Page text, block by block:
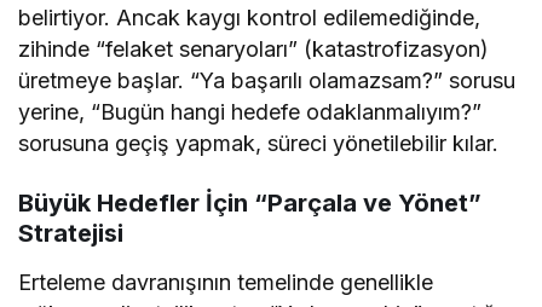
belirtiyor. Ancak kaygı kontrol edilemediğinde,
zihinde “felaket senaryoları” (katastrofizasyon)
üretmeye başlar. “Ya başarılı olamazsam?” sorusu
yerine, “Bugün hangi hedefe odaklanmalıyım?”
sorusuna geçiş yapmak, süreci yönetilebilir kılar.
Büyük Hedefler İçin “Parçala ve Yönet”
Stratejisi
Erteleme davranışının temelinde genellikle